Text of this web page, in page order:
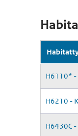
H6110* -
H6210 -
H6430C